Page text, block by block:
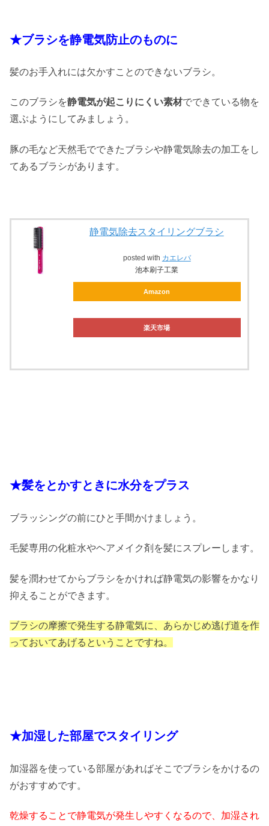
★ブラシを静電気防止のものに
髪のお手入れには欠かすことのできないブラシ。
このブラシを静電気が起こりにくい素材でできている物を
選ぶようにしてみましょう。
豚の毛など天然毛でできたブラシや静電気除去の加工をし
てあるブラシがあります。
静電気除去スタイリングブラシ
posted with カエレバ
池本刷子工業
Amazon
楽天市場
★髪をとかすときに水分をプラス
ブラッシングの前にひと手間かけましょう。
毛髪専用の化粧水やヘアメイク剤を髪にスプレーします。
髪を潤わせてからブラシをかければ静電気の影響をかなり
抑えることができます。
ブラシの摩擦で発生する静電気に、あらかじめ逃げ道を作
っておいてあげるということですね。
★加湿した部屋でスタイリング
加湿器を使っている部屋があればそこでブラシをかけるの
がおすすめです。
乾燥することで静電気が発生しやすくなるので、加湿され